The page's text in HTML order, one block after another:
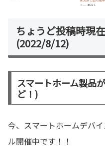
ちょうど投稿時現
(2022/8/12)
スマートホーム製品
ど！)
今、スマートホームデバ
ル開催中です！！